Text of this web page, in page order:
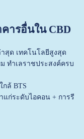
ารอื่นใน CBD
าสุด เทคโนโลยีสูงสุด
ม ทำเลราชประสงค์ครบ
กล้ BTS
แก่ระดับไอคอน + การรี